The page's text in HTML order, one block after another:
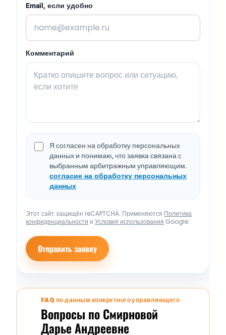
Email, если удобно
Комментарий
Я согласен на обработку персональных
данных и понимаю, что заявка связана с
выбранным арбитражным управляющим.
согласие на обработку персональных
данных
Этот сайт защищён reCAPTCHA. Применяются Политика
конфиденциальности и Условия использования Google.
Отправить заявку
FAQ по данным конкретного управляющего
Вопросы по Смирновой
Дарье Андреевне